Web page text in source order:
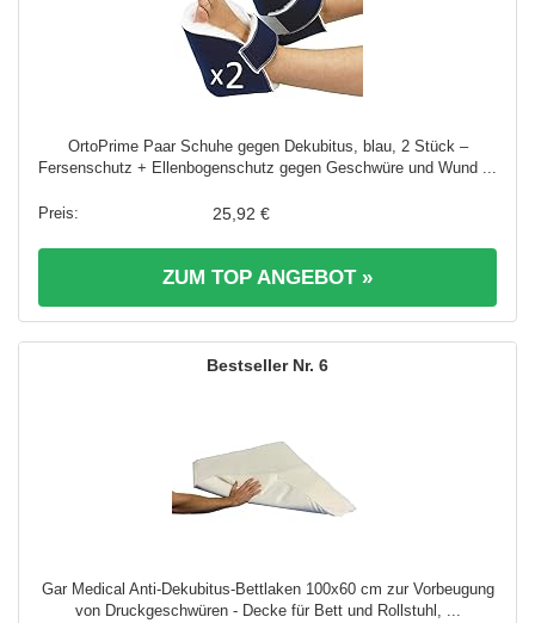
OrtoPrime Paar Schuhe gegen Dekubitus, blau, 2 Stück –
Fersenschutz + Ellenbogenschutz gegen Geschwüre und Wund ...
25,92 €
ZUM TOP ANGEBOT »
6
Gar Medical Anti-Dekubitus-Bettlaken 100x60 cm zur Vorbeugung
von Druckgeschwüren - Decke für Bett und Rollstuhl, ...